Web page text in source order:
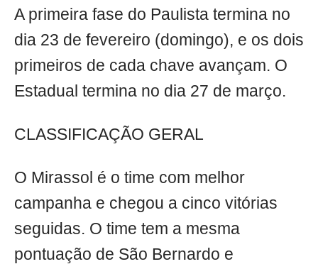
A primeira fase do Paulista termina no
dia 23 de fevereiro (domingo), e os dois
primeiros de cada chave avançam. O
Estadual termina no dia 27 de março.
CLASSIFICAÇÃO GERAL
O Mirassol é o time com melhor
campanha e chegou a cinco vitórias
seguidas. O time tem a mesma
pontuação de São Bernardo e